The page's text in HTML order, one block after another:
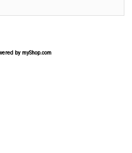
by myShop.com